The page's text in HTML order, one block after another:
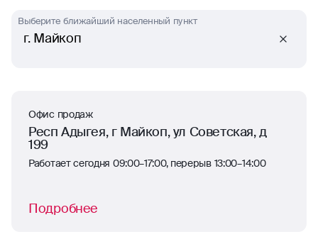
г. Майкоп
Выберите ближайший населенный пункт
Офис продаж
Респ Адыгея, г Майкоп, ул Советская, д
199
Работает сегодня 09:00–17:00, перерыв 13:00–14:00
Подробнее